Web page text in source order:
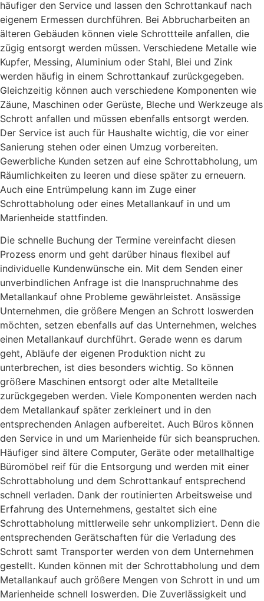
häufiger den Service und lassen den Schrottankauf nach
eigenem Ermessen durchführen. Bei Abbrucharbeiten an
älteren Gebäuden können viele Schrottteile anfallen, die
zügig entsorgt werden müssen. Verschiedene Metalle wie
Kupfer, Messing, Aluminium oder Stahl, Blei und Zink
werden häufig in einem Schrottankauf zurückgegeben.
Gleichzeitig können auch verschiedene Komponenten wie
Zäune, Maschinen oder Gerüste, Bleche und Werkzeuge als
Schrott anfallen und müssen ebenfalls entsorgt werden.
Der Service ist auch für Haushalte wichtig, die vor einer
Sanierung stehen oder einen Umzug vorbereiten.
Gewerbliche Kunden setzen auf eine Schrottabholung, um
Räumlichkeiten zu leeren und diese später zu erneuern.
Auch eine Entrümpelung kann im Zuge einer
Schrottabholung oder eines Metallankauf in und um
Marienheide stattfinden.
Die schnelle Buchung der Termine vereinfacht diesen
Prozess enorm und geht darüber hinaus flexibel auf
individuelle Kundenwünsche ein. Mit dem Senden einer
unverbindlichen Anfrage ist die Inanspruchnahme des
Metallankauf ohne Probleme gewährleistet. Ansässige
Unternehmen, die größere Mengen an Schrott loswerden
möchten, setzen ebenfalls auf das Unternehmen, welches
einen Metallankauf durchführt. Gerade wenn es darum
geht, Abläufe der eigenen Produktion nicht zu
unterbrechen, ist dies besonders wichtig. So können
größere Maschinen entsorgt oder alte Metallteile
zurückgegeben werden. Viele Komponenten werden nach
dem Metallankauf später zerkleinert und in den
entsprechenden Anlagen aufbereitet. Auch Büros können
den Service in und um Marienheide für sich beanspruchen.
Häufiger sind ältere Computer, Geräte oder metallhaltige
Büromöbel reif für die Entsorgung und werden mit einer
Schrottabholung und dem Schrottankauf entsprechend
schnell verladen. Dank der routinierten Arbeitsweise und
Erfahrung des Unternehmens, gestaltet sich eine
Schrottabholung mittlerweile sehr unkompliziert. Denn die
entsprechenden Gerätschaften für die Verladung des
Schrott samt Transporter werden von dem Unternehmen
gestellt. Kunden können mit der Schrottabholung und dem
Metallankauf auch größere Mengen von Schrott in und um
Marienheide schnell loswerden. Die Zuverlässigkeit und